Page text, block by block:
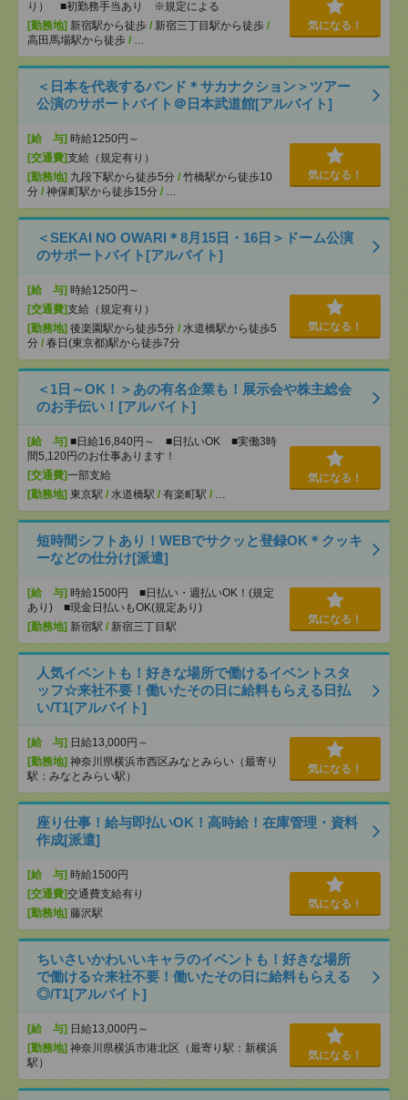
り） ■初勤務手当あり ※規定による
[勤務地] 新宿駅から徒歩 / 新宿三丁目駅から徒歩 /
高田馬場駅から徒歩 / …
気になる！
＜日本を代表するバンド＊サカナクション＞ツアー
公演のサポートバイト＠日本武道館[アルバイト]
[給 与] 時給1250円～
[交通費]支給（規定有り）
[勤務地] 九段下駅から徒歩5分 / 竹橋駅から徒歩10
分 / 神保町駅から徒歩15分 / …
気になる！
＜SEKAI NO OWARI＊8月15日・16日＞ドーム公演
のサポートバイト[アルバイト]
[給 与] 時給1250円～
[交通費]支給（規定有り）
[勤務地] 後楽園駅から徒歩5分 / 水道橋駅から徒歩5
分 / 春日(東京都)駅から徒歩7分
気になる！
＜1日～OK！＞あの有名企業も！展示会や株主総会
のお手伝い！[アルバイト]
[給 与] ■日給16,840円～ ■日払いOK ■実働3時
間5,120円のお仕事あります！
[交通費]一部支給
[勤務地] 東京駅 / 水道橋駅 / 有楽町駅 / …
気になる！
短時間シフトあり！WEBでサクッと登録OK＊クッキ
ーなどの仕分け[派遣]
[給 与] 時給1500円 ■日払い・週払いOK！(規定
あり) ■現金日払いもOK(規定あり)
[勤務地] 新宿駅 / 新宿三丁目駅
気になる！
人気イベントも！好きな場所で働けるイベントスタ
ッフ☆来社不要！働いたその日に給料もらえる日払
い/T1[アルバイト]
[給 与] 日給13,000円～
[勤務地] 神奈川県横浜市西区みなとみらい（最寄り
駅：みなとみらい駅）
気になる！
座り仕事！給与即払いOK！高時給！在庫管理・資料
作成[派遣]
[給 与] 時給1500円
[交通費]交通費支給有り
[勤務地] 藤沢駅
気になる！
ちいさいかわいいキャラのイベントも！好きな場所
で働ける☆来社不要！働いたその日に給料もらえる
◎/T1[アルバイト]
[給 与] 日給13,000円～
[勤務地] 神奈川県横浜市港北区（最寄り駅：新横浜
駅）
気になる！